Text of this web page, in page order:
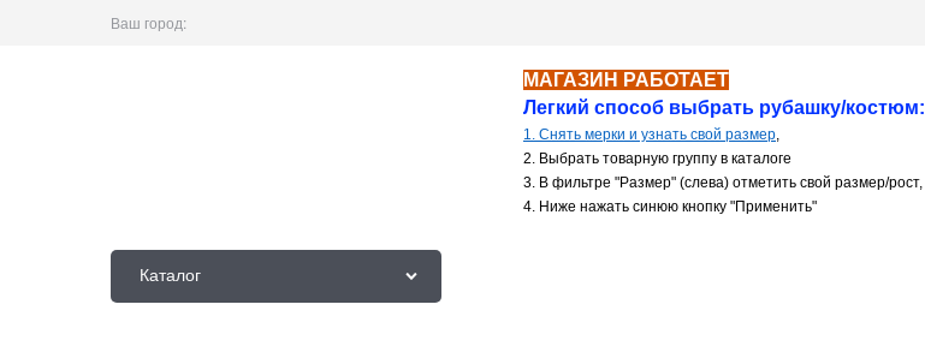
Ваш город:
МАГАЗИН РАБОТАЕТ
Легкий способ выбрать рубашку/костюм:
1. Снять мерки и узнать свой размер,
2. Выбрать товарную группу в каталоге
3. В фильтре "Размер" (слева) отметить свой размер/рост,
4. Ниже нажать синюю кнопку "Применить"
Каталог